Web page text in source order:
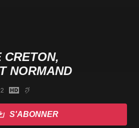
CRETON,
NORMAND
S'ABONNER